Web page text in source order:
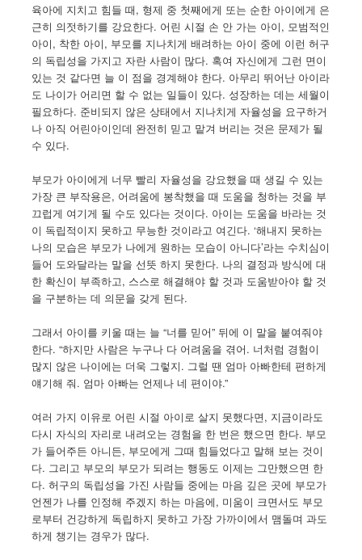
육아에 지치고 힘들 때, 형제 중 첫째에게 또는 순한 아이에게 은
근히 의젓하기를 강요한다. 어린 시절 손 안 가는 아이, 모범적인
아이, 착한 아이, 부모를 지나치게 배려하는 아이 중에 이런 허구
의 독립성을 가지고 자란 사람이 많다. 혹여 자신에게 그런 면이
있는 것 같다면 늘 이 점을 경계해야 한다. 아무리 뛰어난 아이라
도 나이가 어리면 할 수 없는 일들이 있다. 성장하는 데는 세월이
필요하다. 준비되지 않은 상태에서 지나치게 자율성을 요구하거
나 아직 어린아이인데 완전히 믿고 맡겨 버리는 것은 문제가 될
수 있다.
부모가 아이에게 너무 빨리 자율성을 강요했을 때 생길 수 있는
가장 큰 부작용은, 어려움에 봉착했을 때 도움을 청하는 것을 부
끄럽게 여기게 될 수도 있다는 것이다. 아이는 도움을 바라는 것
이 독립적이지 못하고 무능한 것이라고 여긴다. ‘해내지 못하는
나의 모습은 부모가 나에게 원하는 모습이 아니다’라는 수치심이
들어 도와달라는 말을 선뜻 하지 못한다. 나의 결정과 방식에 대
한 확신이 부족하고, 스스로 해결해야 할 것과 도움받아야 할 것
을 구분하는 데 의문을 갖게 된다.
그래서 아이를 키울 때는 늘 “너를 믿어” 뒤에 이 말을 붙여줘야
한다. “하지만 사람은 누구나 다 어려움을 겪어. 너처럼 경험이
많지 않은 나이에는 더욱 그렇지. 그럴 땐 엄마 아빠한테 편하게
얘기해 줘. 엄마 아빠는 언제나 네 편이야.”
여러 가지 이유로 어린 시절 아이로 살지 못했다면, 지금이라도
다시 자식의 자리로 내려오는 경험을 한 번은 했으면 한다. 부모
가 들어주든 아니든, 부모에게 그때 힘들었다고 말해 보는 것이
다. 그리고 부모의 부모가 되려는 행동도 이제는 그만했으면 한
다. 허구의 독립성을 가진 사람들 중에는 마음 깊은 곳에 부모가
언젠가 나를 인정해 주겠지 하는 마음에, 미움이 크면서도 부모
로부터 건강하게 독립하지 못하고 가장 가까이에서 맴돌며 과도
하게 챙기는 경우가 많다.